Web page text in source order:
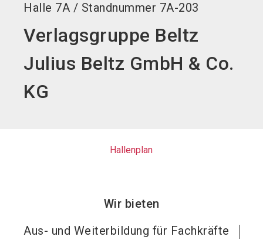
Halle 7A / Standnummer 7A-203
Verlagsgruppe Beltz
Julius Beltz GmbH & Co.
KG
Hallenplan
Wir bieten
Aus- und Weiterbildung für Fachkräfte